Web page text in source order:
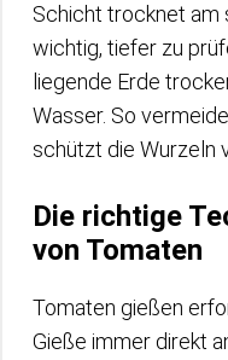
Schicht trocknet am
wichtig, tiefer zu
liegende Erde
Wasser. So
schützt die Wurzeln
Die richtige
von Tomaten
Tomaten gießen
Gieße immer direkt